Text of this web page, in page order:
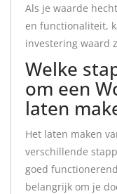
Als je waarde
en functionaliteit,
investering waard
Welke
om een
laten
Het laten maken
verschillende
goed
belangrijk om je